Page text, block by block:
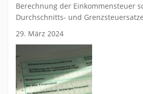
Berechnung der Einkommensteuer
Durchschnitts- und
29. März 2024